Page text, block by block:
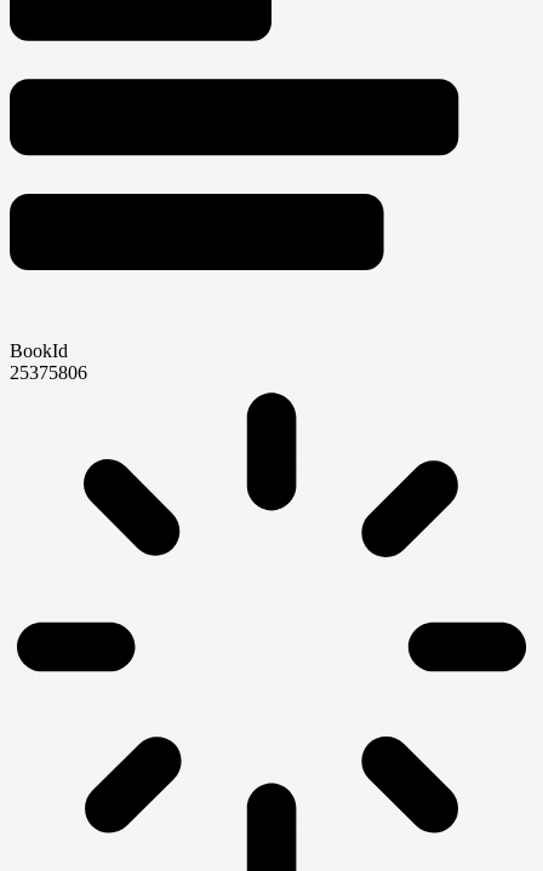
BookId
25375806